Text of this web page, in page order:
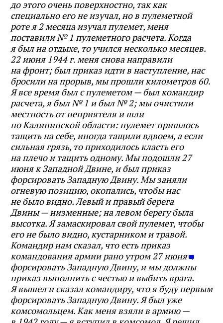
до этого очень поверхностно, так как
специально его не изучал, но в пулеметной
роте я 2 месяца изучал пулемет, меня
поставили № 1 пулеметного расчета. Когда
я был на отдыхе, то учился несколько месяцев.
22 июня 1944 г. меня снова направили
на фронт; был приказ идти в наступление, нас
бросили на прорыв, мы прошли километров 60.
Я все время был с пулеметом — был командир
расчета, я был № 1 и был № 2; мы очистили
местность от неприятеля и шли
по Калининской области: пулемет пришлось
тащить на себе, иногда тащили вдвоем, а если
сильная грязь, то приходилось класть его
на плечо и тащить одному. Мы подошли 27
июня к Западной Двине, и был приказ
форсировать Западную Двину. Мы заняли
огневую позицию, окопались, чтобы нас
не было видно. Левый и правый берега
Двины — низменные; на левом берегу была
высотка. Я замаскировал свой пулемет, чтобы
его не было видно, кустарником и травой.
Командир нам сказал, что есть приказ
командования армии рано утром 27 июня
форсировать Западную Двину, и мы должны
приказ выполнить с честью и выбить врага.
Я вышел и сказал командиру, что я буду первым
форсировать Западную Двину. Я был уже
комсомольцем. Как меня взяли в армию —